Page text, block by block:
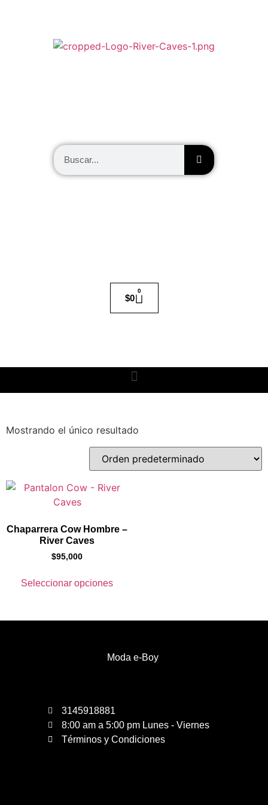
$0
0
Mostrando el único resultado
Chaparrera Cow Hombre –
River Caves
$95,000
Seleccionar opciones
Moda e-Boy
3145918881
8:00 am a 5:00 pm Lunes - Viernes
Términos y Condiciones